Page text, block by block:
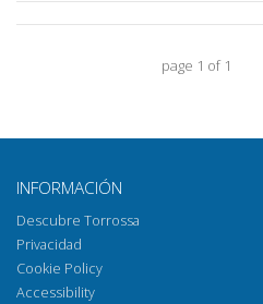
page 1 of 1
INFORMACIÓN
Descubre Torrossa
Privacidad
Cookie Policy
Accessibility